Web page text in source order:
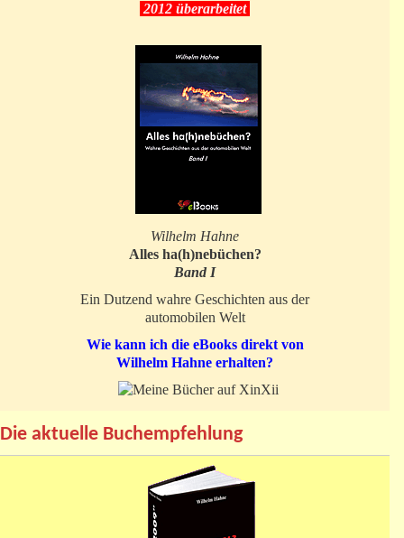
2012 überarbeitet
Wilhelm Hahne
Alles ha(h)nebüchen?
Band I
Ein Dutzend wahre Geschichten aus der
automobilen Welt
Wie kann ich die eBooks direkt von
Wilhelm Hahne erhalten?
Die aktuelle Buchempfehlung